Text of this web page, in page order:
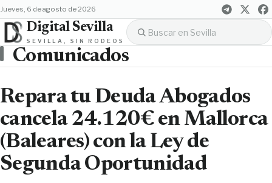
jueves, 6 de agosto de 2026
Digital Sevilla
SEVILLA, SIN RODEOS
Comunicados
Repara tu Deuda Abogados
cancela 24.120€ en Mallorca
(Baleares) con la Ley de
Segunda Oportunidad